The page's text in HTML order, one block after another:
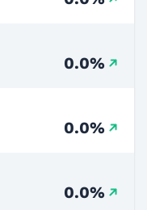
0.0%
0.0%
0.0%